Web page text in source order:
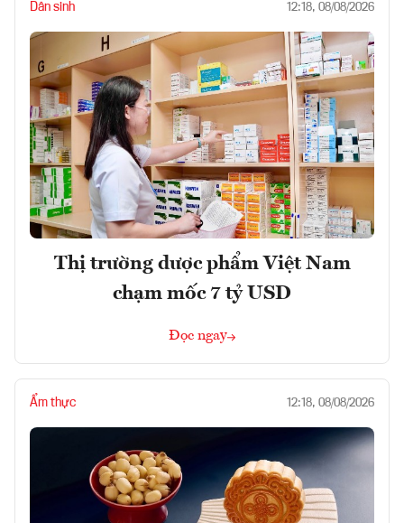
Dân sinh 12:18, 08/08/2026
Thị trường dược phẩm Việt Nam
chạm mốc 7 tỷ USD
Đọc ngay
Ẩm thực 12:18, 08/08/2026